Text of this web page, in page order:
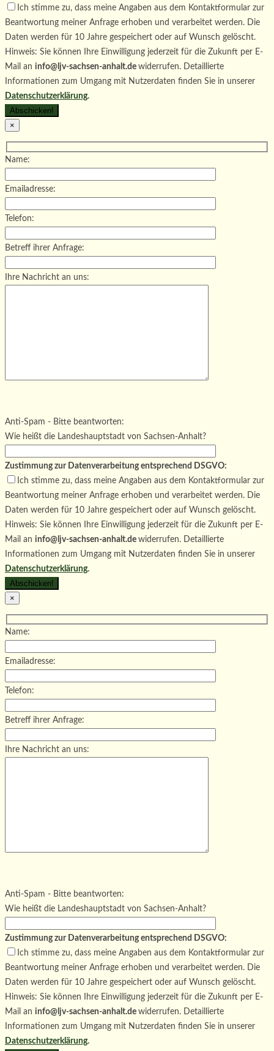
Ich stimme zu, dass meine Angaben aus dem Kontaktformular zur
Beantwortung meiner Anfrage erhoben und verarbeitet werden. Die
Daten werden für 10 Jahre gespeichert oder auf Wunsch gelöscht.
Hinweis: Sie können Ihre Einwilligung jederzeit für die Zukunft per E-
Mail an info@ljv-sachsen-anhalt.de widerrufen. Detaillierte
Informationen zum Umgang mit Nutzerdaten finden Sie in unserer
Datenschutzerklärung.
×
Name:
Emailadresse:
Telefon:
Betreff ihrer Anfrage:
Ihre Nachricht an uns:
Bitte lasse dieses Feld leer.
Anti-Spam - Bitte beantworten:
Wie heißt die Landeshauptstadt von Sachsen-Anhalt?
Zustimmung zur Datenverarbeitung entsprechend DSGVO:
Ich stimme zu, dass meine Angaben aus dem Kontaktformular zur
Beantwortung meiner Anfrage erhoben und verarbeitet werden. Die
Daten werden für 10 Jahre gespeichert oder auf Wunsch gelöscht.
Hinweis: Sie können Ihre Einwilligung jederzeit für die Zukunft per E-
Mail an info@ljv-sachsen-anhalt.de widerrufen. Detaillierte
Informationen zum Umgang mit Nutzerdaten finden Sie in unserer
Datenschutzerklärung.
×
Name:
Emailadresse:
Telefon:
Betreff ihrer Anfrage:
Ihre Nachricht an uns:
Bitte lasse dieses Feld leer.
Anti-Spam - Bitte beantworten:
Wie heißt die Landeshauptstadt von Sachsen-Anhalt?
Zustimmung zur Datenverarbeitung entsprechend DSGVO:
Ich stimme zu, dass meine Angaben aus dem Kontaktformular zur
Beantwortung meiner Anfrage erhoben und verarbeitet werden. Die
Daten werden für 10 Jahre gespeichert oder auf Wunsch gelöscht.
Hinweis: Sie können Ihre Einwilligung jederzeit für die Zukunft per E-
Mail an info@ljv-sachsen-anhalt.de widerrufen. Detaillierte
Informationen zum Umgang mit Nutzerdaten finden Sie in unserer
Datenschutzerklärung.